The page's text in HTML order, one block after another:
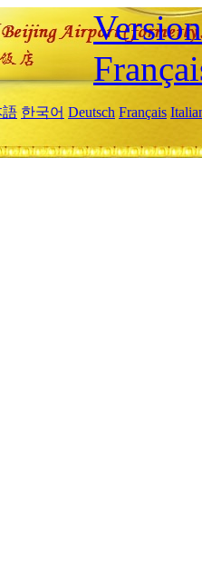
語 한국어 Deutsch Français